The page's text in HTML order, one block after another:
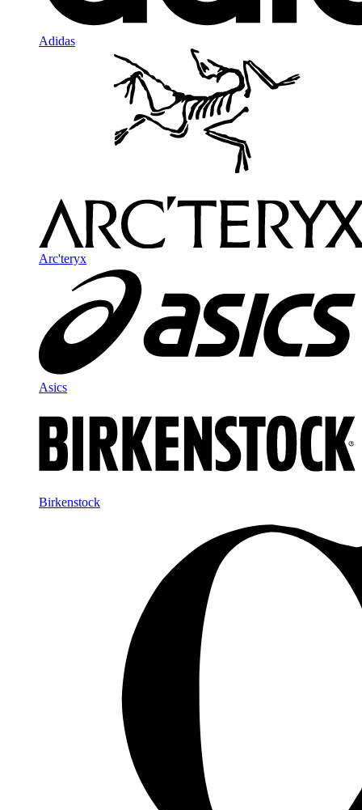
Adidas
Arc'teryx
Asics
Birkenstock